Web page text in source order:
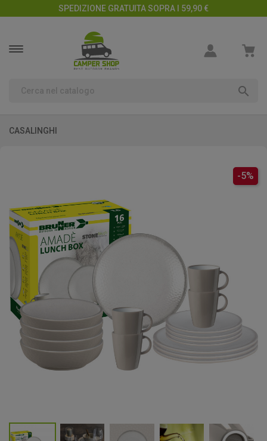
SPEDIZIONE GRATUITA SOPRA I 59,90 €

CASALINGHI
-5%